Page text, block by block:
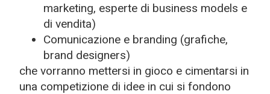
marketing, esperte di business models e
di vendita)
Comunicazione e branding (grafiche,
brand designers)
che vorranno mettersi in gioco e cimentarsi in
una competizione di idee in cui si fondono